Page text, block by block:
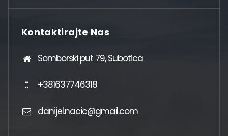
Kontaktirajte Nas
Somborski put 79, Subotica
+381637746318
danijel.nacic@gmail.com